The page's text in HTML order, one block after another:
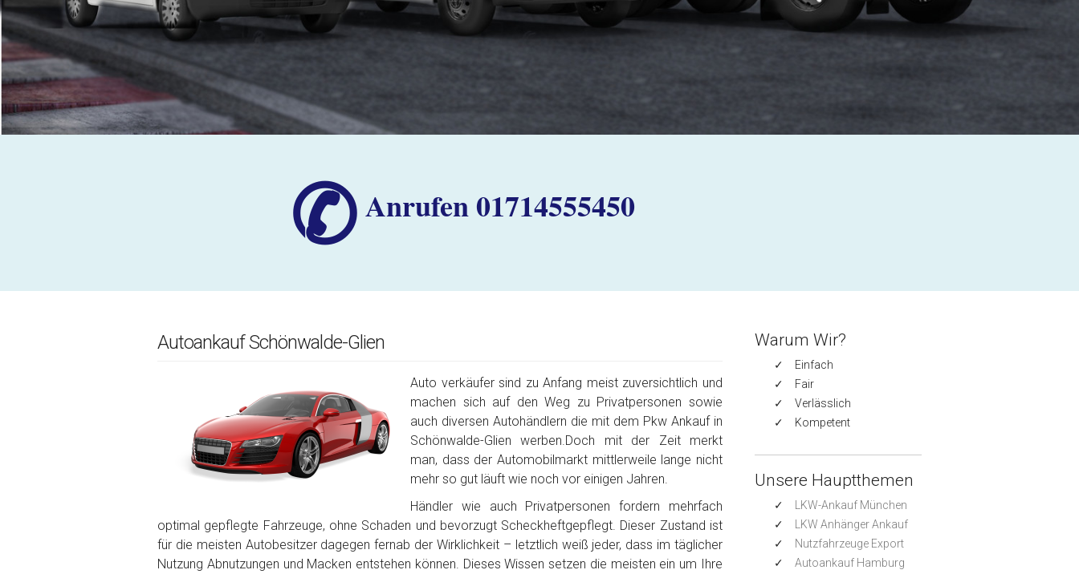
✆Anrufen 01714555450
Autoankauf Schönwalde-Glien
Auto verkäufer sind zu Anfang meist zuversichtlich und
machen sich auf den Weg zu Privatpersonen sowie
auch diversen Autohändlern die mit dem Pkw Ankauf in
Schönwalde-Glien werben.Doch mit der Zeit merkt
man, dass der Automobilmarkt mittlerweile lange nicht
mehr so gut läuft wie noch vor einigen Jahren.
Händler wie auch Privatpersonen fordern mehrfach
optimal gepflegte Fahrzeuge, ohne Schaden und bevorzugt Scheckheftgepflegt. Dieser Zustand ist
für die meisten Autobesitzer dagegen fernab der Wirklichkeit – letztlich weiß jeder, dass im täglicher
Nutzung Abnutzungen und Macken entstehen können. Dieses Wissen setzen die meisten ein um Ihre
Warum Wir?
Einfach
Fair
Verlässlich
Kompetent
Unsere Hauptthemen
LKW-Ankauf München
LKW Anhänger Ankauf
Nutzfahrzeuge Export
Autoankauf Hamburg